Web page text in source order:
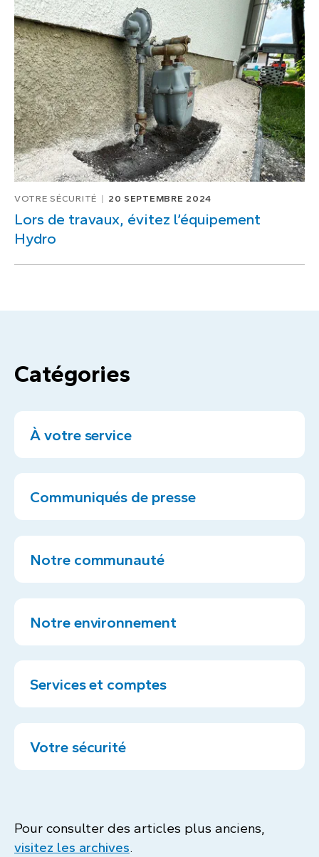
VOTRE SÉCURITÉ 20 SEPTEMBRE 2024
Lors de travaux, évitez l’équipement
Hydro
Catégories
À votre service
Communiqués de presse
Notre communauté
Notre environnement
Services et comptes
Votre sécurité
Pour consulter des articles plus anciens,
visitez les archives.